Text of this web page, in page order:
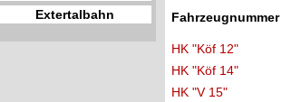
Extertalbahn
Fahrzeugnummer
HK "Köf 12"
HK "Köf 14"
HK "V 15"